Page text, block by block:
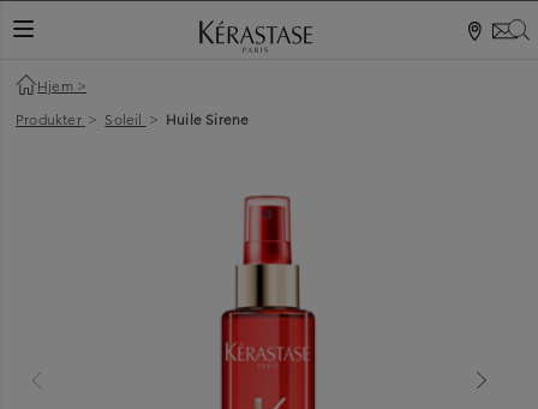
NAVIGATIONSKNAP
Hjem >
Produkter > Soleil > Huile Sirene